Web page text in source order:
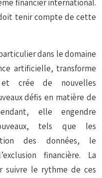
financier international.
tenir compte de cette
dans le domaine
artificielle, transforme
et crée de nouvelles
défis en matière de
elle engendre
tels que les
des données, le
financière. La
suivre le rythme de ces